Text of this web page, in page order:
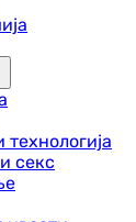
технологија
секс